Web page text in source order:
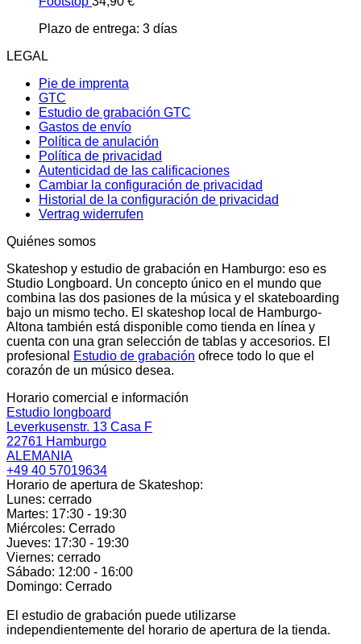
Plazo de entrega: 3 días
LEGAL
Pie de imprenta
GTC
Estudio de grabación GTC
Gastos de envío
Política de anulación
Política de privacidad
Autenticidad de las calificaciones
Cambiar la configuración de privacidad
Historial de la configuración de privacidad
Vertrag widerrufen
Quiénes somos
Skateshop y estudio de grabación en Hamburgo: eso es
Studio Longboard. Un concepto único en el mundo que
combina las dos pasiones de la música y el skateboarding
bajo un mismo techo. El skateshop local de Hamburgo-
Altona también está disponible como tienda en línea y
cuenta con una gran selección de tablas y accesorios. El
profesional
Estudio de grabación ofrece todo lo que el
corazón de un músico desea.
Horario comercial e información
Estudio longboard
Leverkusenstr. 13 Casa F
22761 Hamburgo
ALEMANIA
+49 40 57019634
Horario de apertura de Skateshop:
Lunes: cerrado
Martes: 17:30 - 19:30
Miércoles: Cerrado
Jueves: 17:30 - 19:30
Viernes: cerrado
Sábado: 12:00 - 16:00
Domingo: Cerrado
El estudio de grabación puede utilizarse
independientemente del horario de apertura de la tienda.